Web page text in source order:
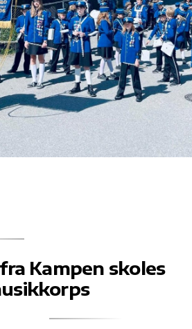
Kampen skoles